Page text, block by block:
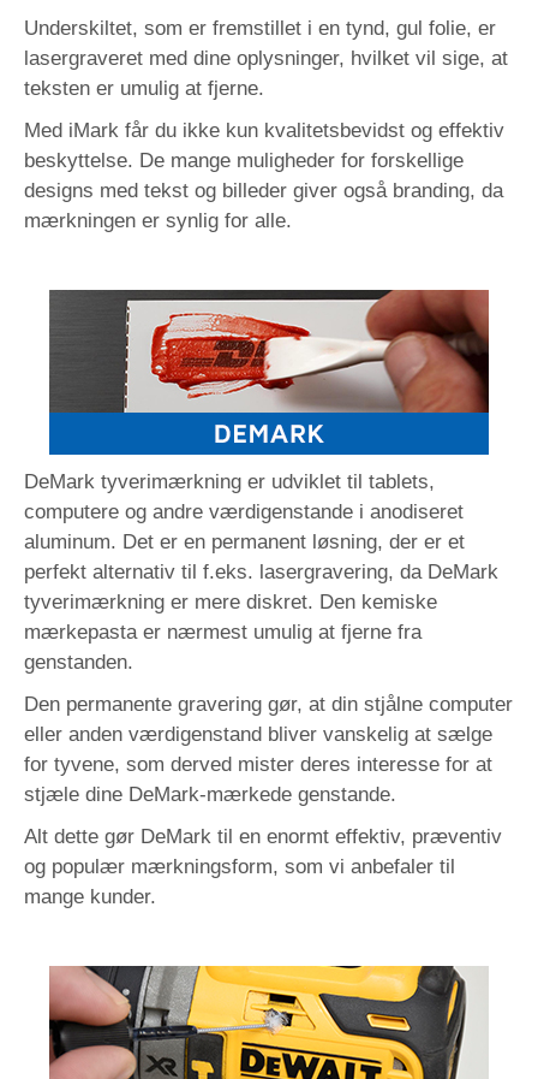
Underskiltet, som er fremstillet i en tynd, gul folie, er
lasergraveret med dine oplysninger, hvilket vil sige, at
teksten er umulig at fjerne.
Med iMark får du ikke kun kvalitetsbevidst og effektiv
beskyttelse. De mange muligheder for forskellige
designs med tekst og billeder giver også branding, da
mærkningen er synlig for alle.
DeMark tyverimærkning er udviklet til tablets,
computere og andre værdigenstande i anodiseret
aluminum. Det er en permanent løsning, der er et
perfekt alternativ til f.eks. lasergravering, da DeMark
tyverimærkning er mere diskret. Den kemiske
mærkepasta er nærmest umulig at fjerne fra
genstanden.
Den permanente gravering gør, at din stjålne computer
eller anden værdigenstand bliver vanskelig at sælge
for tyvene, som derved mister deres interesse for at
stjæle dine DeMark-mærkede genstande.
Alt dette gør DeMark til en enormt effektiv, præventiv
og populær mærkningsform, som vi anbefaler til
mange kunder.